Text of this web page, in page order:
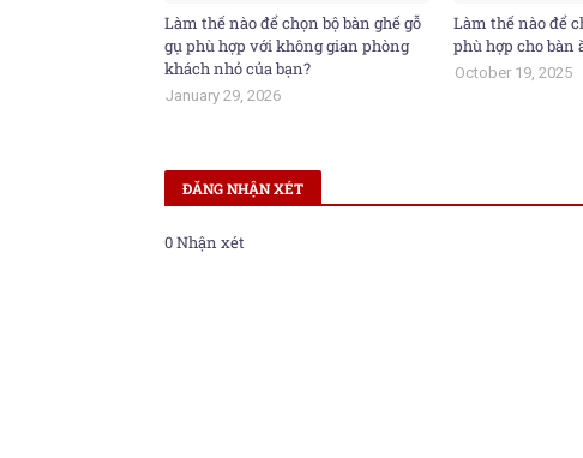
Làm thế nào để chọn bộ bàn ghế gỗ
gụ phù hợp với không gian phòng
khách nhỏ của bạn?
January 29, 2026
Làm thế nào để
phù hợp cho bàn
October 19, 2025
ĐĂNG NHẬN XÉT
0 Nhận xét